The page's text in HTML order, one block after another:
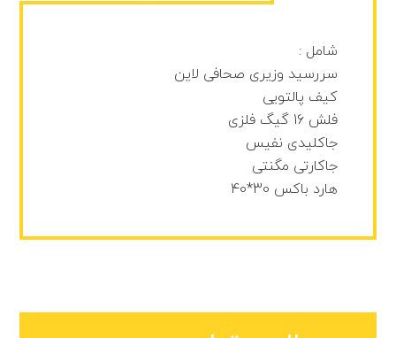
شامل :
سررسید وزیری صحافی لاین
کیف پالتویی
فلش 16 گیگ فلزی
جاکلیدی نفیس
جاکارتی مگنتی
هارد باکس 30*40